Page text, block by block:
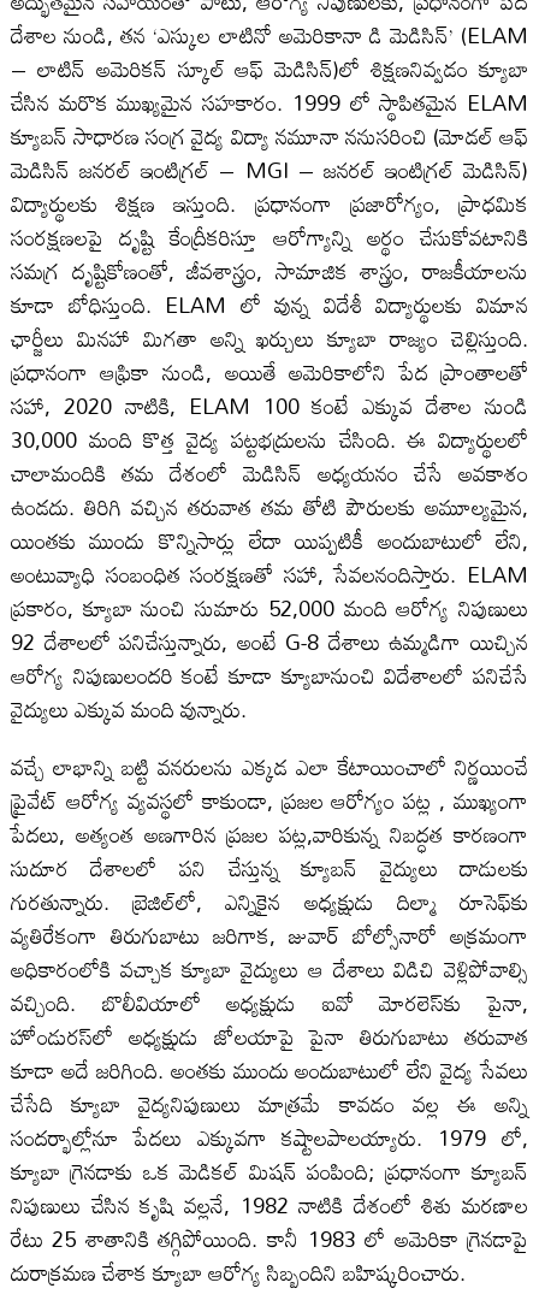
దేశాల నుండి, తన ‘ఎస్కుల లాటినో అమెరికానా డి మెడిసిన్’ (ELAM
– లాటిన్ అమెరికన్ స్కూల్ ఆఫ్ మెడిసిన్)లో శిక్షణనివ్వడం క్యూబా
చేసిన మరొక ముఖ్యమైన సహకారం. 1999 లో స్థాపితమైన ELAM
క్యూబన్ సాధారణ సంగ్ర వైద్య విద్యా నమూనా ననుసరించి (మోడల్ ఆఫ్
మెడిసిన్ జనరల్ ఇంటిగ్రల్ – MGI – జనరల్ ఇంటిగ్రల్ మెడిసిన్)
విద్యార్థులకు శిక్షణ ఇస్తుంది. ప్రధానంగా ప్రజారోగ్యం, ప్రాధమిక
సంరక్షణలపై దృష్టి కేంద్రీకరిస్తూ ఆరోగ్యాన్ని అర్థం చేసుకోవటానికి
సమగ్ర దృష్టికోణంతో, జీవశాస్త్రం, సామాజిక శాస్త్రం, రాజకీయాలను
కూడా బోధిస్తుంది. ELAM లో వున్న విదేశీ విద్యార్థులకు విమాన
ఛార్జీలు మినహా మిగతా అన్ని ఖర్చులు క్యూబా రాజ్యం చెల్లిస్తుంది.
ప్రధానంగా ఆఫ్రికా నుండి, అయితే అమెరికాలోని పేద ప్రాంతాలతో
సహా, 2020 నాటికి, ELAM 100 కంటే ఎక్కువ దేశాల నుండి
30,000 మంది కొత్త వైద్య పట్టభద్రులను చేసింది. ఈ విద్యార్థులలో
చాలామందికి తమ దేశంలో మెడిసిన్ అధ్యయనం చేసే అవకాశం
ఉండదు. తిరిగి వచ్చిన తరువాత తమ తోటి పౌరులకు అమూల్యమైన,
యింతకు ముందు కొన్నిసార్లు లేదా యిప్పటికీ అందుబాటులో లేని,
అంటువ్యాధి సంబంధిత సంరక్షణతో సహా, సేవలనందిస్తారు. ELAM
ప్రకారం, క్యూబా నుంచి సుమారు 52,000 మంది ఆరోగ్య నిపుణులు
92 దేశాలలో పనిచేస్తున్నారు, అంటే G-8 దేశాలు ఉమ్మడిగా యిచ్చిన
ఆరోగ్య నిపుణులందరి కంటే కూడా క్యూబానుంచి విదేశాలలో పనిచేసే
వైద్యులు ఎక్కువ మంది వున్నారు.
వచ్చే లాభాన్ని బట్టి వనరులను ఎక్కడ ఎలా కేటాయించాలో నిర్ణయించే
ప్రైవేట్ ఆరోగ్య వ్యవస్థలో కాకుండా, ప్రజల ఆరోగ్యం పట్ల , ముఖ్యంగా
పేదలు, అత్యంత అణగారిన ప్రజల పట్ల,వారికున్న నిబద్ధత కారణంగా
సుదూర దేశాలలో పని చేస్తున్న క్యూబన్ వైద్యులు దాడులకు
గురతున్నారు. బ్రెజిల్‌లో, ఎన్నికైన అధ్యక్షుడు దిల్మా రూసెఫ్‌కు
వ్యతిరేకంగా తిరుగుబాటు జరిగాక, జువార్ బోల్సోనారో అక్రమంగా
అధికారంలోకి వచ్చాక క్యూబా వైద్యులు ఆ దేశాలు విడిచి వెళ్లిపోవాల్సి
వచ్చింది. బొలీవియాలో అధ్యక్షుడు ఐవో మోరలెస్‌కు పైనా,
హోండురస్‌లో అధ్యక్షుడు జోలయాపై పైనా తిరుగుబాటు తరువాత
కూడా అదే జరిగింది. అంతకు ముందు అందుబాటులో లేని వైద్య సేవలు
చేసేది క్యూబా వైద్యనిపుణులు మాత్రమే కావడం వల్ల ఈ అన్ని
సందర్భాల్లోనూ పేదలు ఎక్కువగా కష్టాలపాలయ్యారు. 1979 లో,
క్యూబా గ్రెనడాకు ఒక మెడికల్ మిషన్ పంపింది; ప్రధానంగా క్యూబన్
నిపుణులు చేసిన కృషి వల్లనే, 1982 నాటికి దేశంలో శిశు మరణాల
రేటు 25 శాతానికి తగ్గిపోయింది. కానీ 1983 లో అమెరికా గ్రెనడాపై
దురాక్రమణ చేశాక క్యూబా ఆరోగ్య సిబ్బందిని బహిష్కరించారు.